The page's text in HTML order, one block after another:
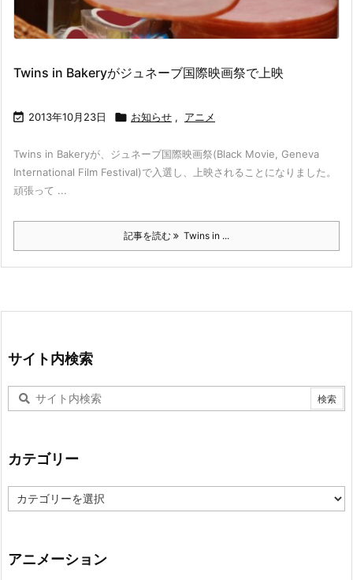
Twins in Bakeryがジュネーブ国際映画祭で上映
 2013年10月23日  お知らせ , アニメ
Twins in Bakeryが、ジュネーブ国際映画祭(Black Movie, Geneva
International Film Festival)で入選し、上映されることになりました。
頑張って ...
記事を読む Twins in ...
サイト内検索
カテゴリー
テ
ー
アニメーション